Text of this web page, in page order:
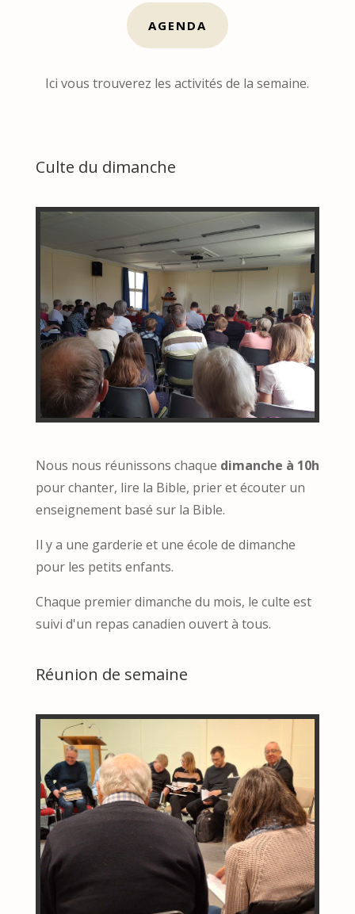
AGENDA
Ici vous trouverez les activités de la semaine.
Culte du dimanche
Nous nous réunissons chaque dimanche à 10h
pour chanter, lire la Bible, prier et écouter un
enseignement basé sur la Bible.
Il y a une garderie et une école de dimanche
pour les petits enfants.
Chaque premier dimanche du mois, le culte est
suivi d'un repas canadien ouvert à tous.
Réunion de semaine